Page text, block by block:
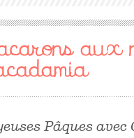
aux
Pâques